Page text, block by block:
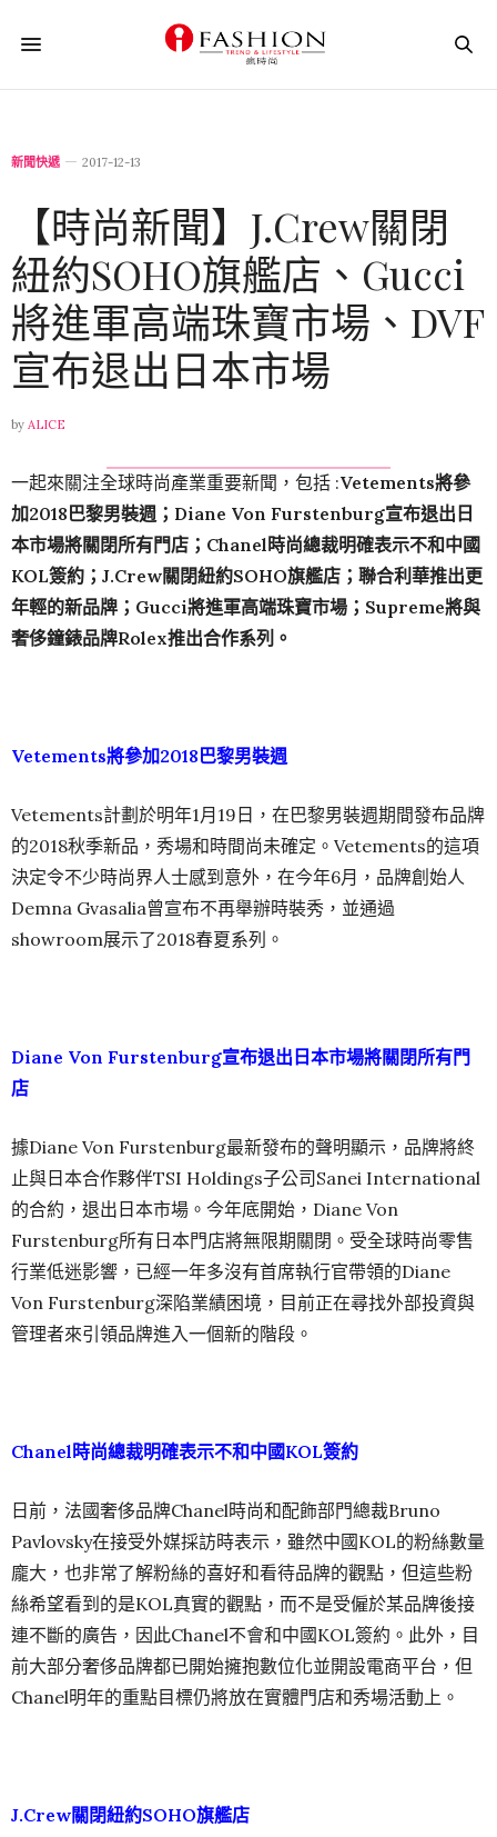
新聞快遞 2017-12-13
【時尚新聞】J.Crew關閉
紐約SOHO旗艦店、Gucci
將進軍高端珠寶市場、DVF
宣布退出日本市場
by ALICE
一起來關注全球時尚產業重要新聞，包括 :Vetements將參
加2018巴黎男裝週；Diane Von Furstenburg宣布退出日
本市場將關閉所有門店；Chanel時尚總裁明確表示不和中國
KOL簽約；J.Crew關閉紐約SOHO旗艦店；聯合利華推出更
年輕的新品牌；Gucci將進軍高端珠寶市場；Supreme將與
奢侈鐘錶品牌Rolex推出合作系列。
Vetements將參加2018巴黎男裝週
Vetements計劃於明年1月19日，在巴黎男裝週期間發布品牌
的2018秋季新品，秀場和時間尚未確定。Vetements的這項
決定令不少時尚界人士感到意外，在今年6月，品牌創始人
Demna Gvasalia曾宣布不再舉辦時裝秀，並通過
showroom展示了2018春夏系列。
Diane Von Furstenburg宣布退出日本市場將關閉所有門
店
據Diane Von Furstenburg最新發布的聲明顯示，品牌將終
止與日本合作夥伴TSI Holdings子公司Sanei International
的合約，退出日本市場。今年底開始，Diane Von
Furstenburg所有日本門店將無限期關閉。受全球時尚零售
行業低迷影響，已經一年多沒有首席執行官帶領的Diane
Von Furstenburg深陷業績困境，目前正在尋找外部投資與
管理者來引領品牌進入一個新的階段。
Chanel時尚總裁明確表示不和中國KOL簽約
日前，法國奢侈品牌Chanel時尚和配飾部門總裁Bruno
Pavlovsky在接受外媒採訪時表示，雖然中國KOL的粉絲數量
龐大，也非常了解粉絲的喜好和看待品牌的觀點，但這些粉
絲希望看到的是KOL真實的觀點，而不是受僱於某品牌後接
連不斷的廣告，因此Chanel不會和中國KOL簽約。此外，目
前大部分奢侈品牌都已開始擁抱數位化並開設電商平台，但
Chanel明年的重點目標仍將放在實體門店和秀場活動上。
J.Crew關閉紐約SOHO旗艦店